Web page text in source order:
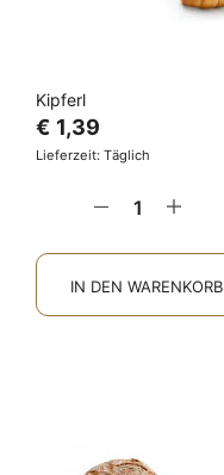
Kipferl
€ 1,39
Lieferzeit: Täglich
IN DEN WARENKORB